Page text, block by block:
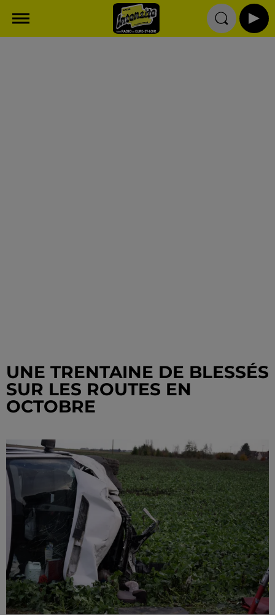
UNE TRENTAINE DE BLESSÉS
SUR LES ROUTES EN
OCTOBRE